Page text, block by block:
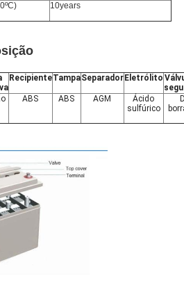
10years
RecipienteTampaSeparador Eletrólito
ABS ABS AGM
Ácido
sulfúrico